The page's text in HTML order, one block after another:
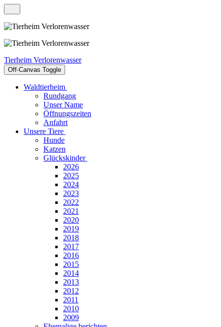
Tierheim Verlorenwasser
Off-Canvas Toggle
Waldtierheim
Rundgang
Unser Name
Öffnungszeiten
Anfahrt
Unsere Tiere
Hunde
Katzen
Glückskinder
2026
2025
2024
2023
2022
2021
2020
2019
2018
2017
2016
2015
2014
2013
2012
2011
2010
2009